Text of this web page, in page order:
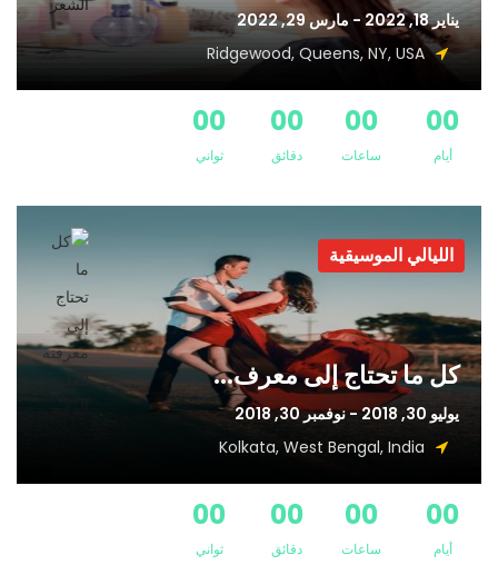
يناير 18, 2022 - مارس 29, 2022
Ridgewood, Queens, NY, USA
00
أيام
00
ساعات
00
دقائق
00
ثواني
الليالي الموسيقية
كل ما تحتاج إلى معرف...
يوليو 30, 2018 - نوفمبر 30, 2018
Kolkata, West Bengal, India
00
أيام
00
ساعات
00
دقائق
00
ثواني